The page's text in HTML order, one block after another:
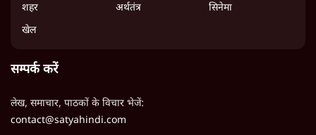
शहर
अर्थतंत्र
सिनेमा
खेल
सम्पर्क करें
लेख, समाचार, पाठकों के विचार भेजें:
contact@satyahindi.com